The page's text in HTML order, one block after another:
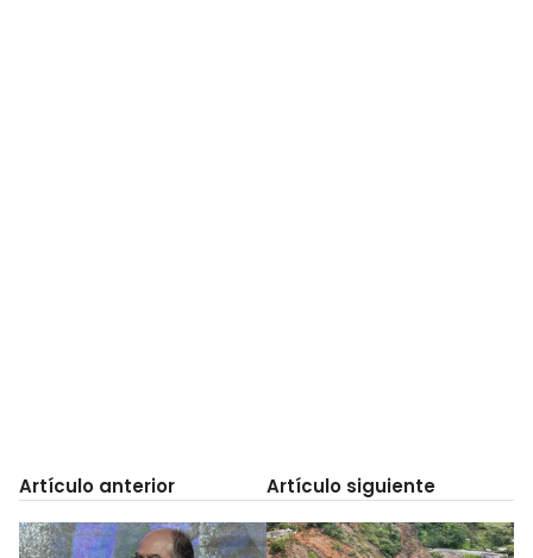
Artículo anterior Artículo siguiente